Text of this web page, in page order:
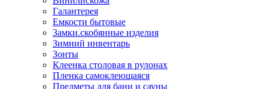
Галантерея
Емкости бытовые
Замки.скобянные изделия
Зимний инвентарь
Зонты
Клеенка столовая в рулонах
Пленка самоклеющаяся
Предметы для бани и сауны